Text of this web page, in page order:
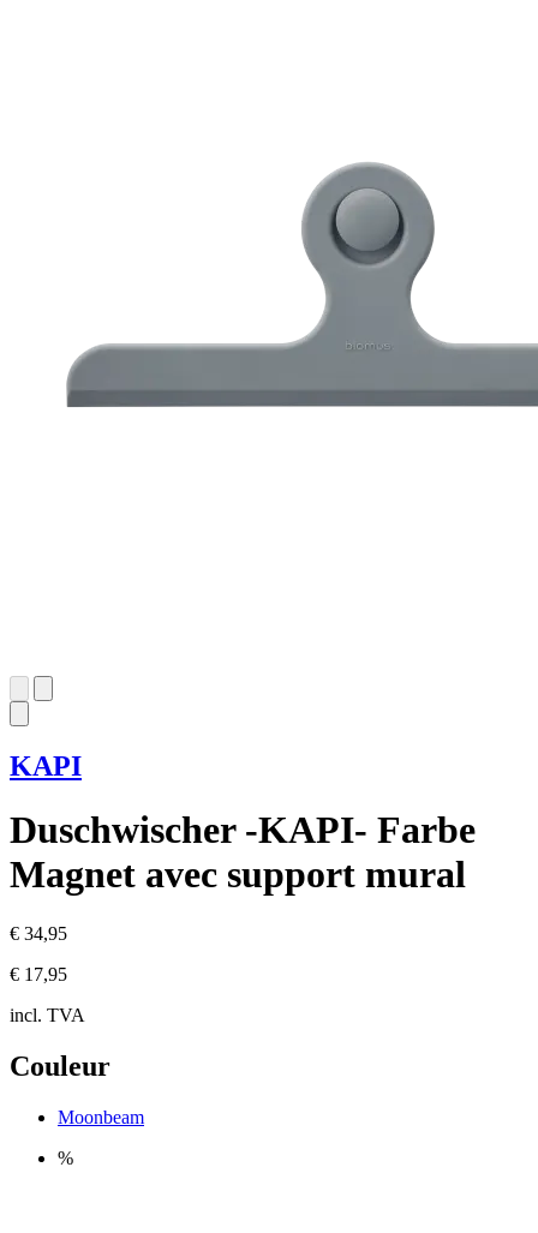
KAPI
Duschwischer -KAPI- Farbe
Magnet avec support mural
€ 34,95
€ 17,95
incl. TVA
Couleur
Moonbeam
%